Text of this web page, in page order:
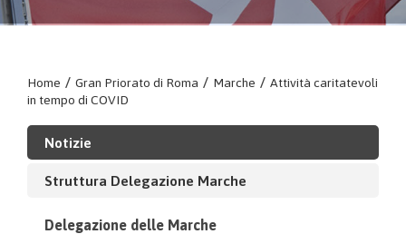
Home / Gran Priorato di Roma / Marche / Attività caritatevoli
in tempo di COVID
Notizie
Struttura Delegazione Marche
Delegazione delle Marche